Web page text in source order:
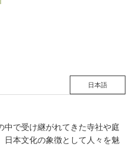
日本語
中で受け継がれてきた寺社や庭
日本文化の象徴として人々を魅